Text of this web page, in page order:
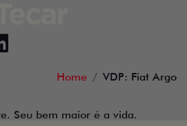
Home VDP: Fiat Argo